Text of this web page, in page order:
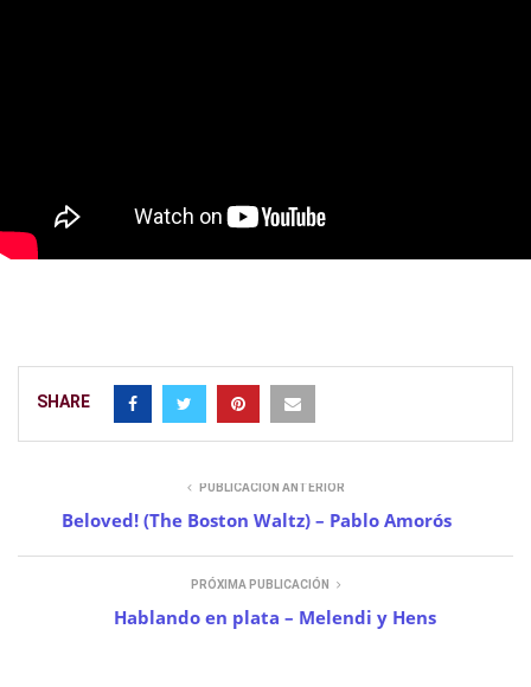
SHARE
PUBLICACIÓN ANTERIOR
Beloved! (The Boston Waltz) – Pablo Amorós
PRÓXIMA PUBLICACIÓN
Hablando en plata – Melendi y Hens